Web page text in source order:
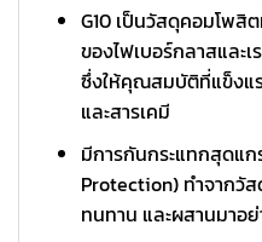
G10 เป็นวัสดุคอมโพสิ
ของไฟเบอร์กลาสและ
ซึ่งให้คุณสมบัติที่แข็งแ
และสารเคมี
มีการกันกระแทกสุดแ
Protection) ทำจากวั
ทนทาน และผสานมาอ